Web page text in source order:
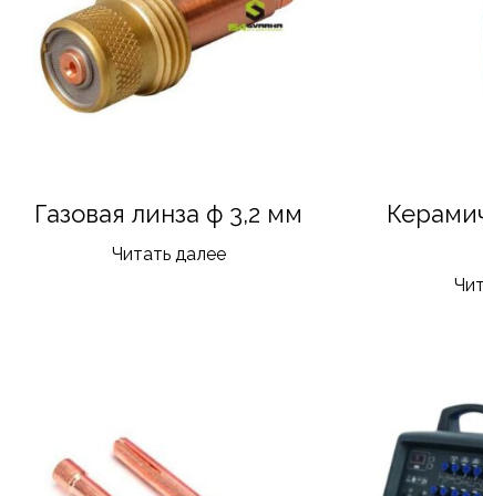
Газовая линза ф 3,2 мм
Читать далее